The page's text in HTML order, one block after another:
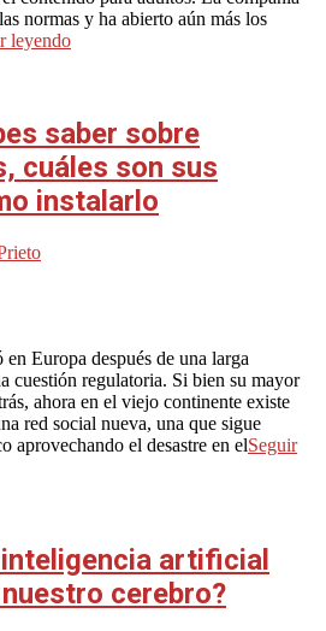
normas y ha abierto aún más los
leyendo
saber sobre
cuáles son sus
instalarlo
Europa después de una larga
cuestión regulatoria. Si bien su mayor
ahora en el viejo continente existe
red social nueva, una que sigue
aprovechando el desastre en elSeguir
artificial
cerebro?